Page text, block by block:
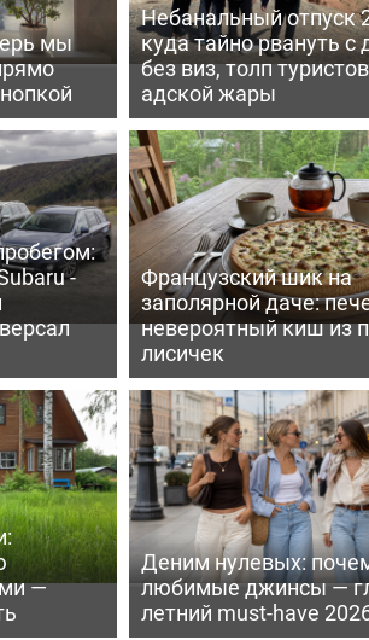
мы
Небанальный отпуск
куда тайно рвануть с
без виз, толп
адской жары
-
Французский шик на
заполярной даче:
невероятный киш из
лисичек
—
Деним нулевых:
любимые джинсы —
летний must-have